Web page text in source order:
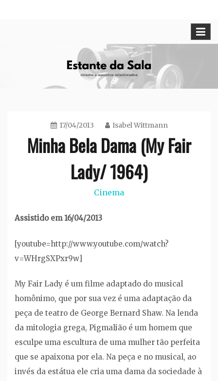
17/04/2013 Isabel Wittmann
Minha Bela Dama (My Fair
Lady/ 1964)
Cinema
Assistido em 16/04/2013
[youtube=http://www.youtube.com/watch?
v=WHrgSXPxr9w]
My Fair Lady é um filme adaptado do musical
homônimo, que por sua vez é uma adaptação da
peça de teatro de George Bernard Shaw. Na lenda
da mitologia grega, Pigmalião é um homem que
esculpe uma escultura de uma mulher tão perfeita
que se apaixona por ela. Na peça e no musical, ao
invés da estátua ele cria uma dama da sociedade à